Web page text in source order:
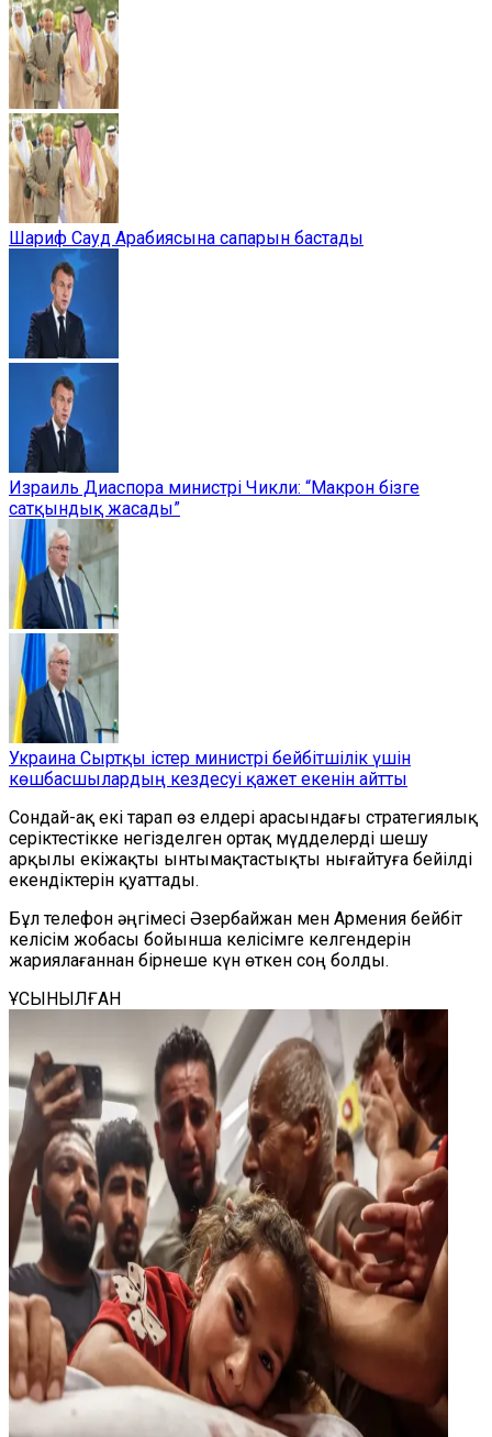
Шариф Сауд Арабиясына сапарын бастады
Израиль Диаспора министрі Чикли: “Макрон бізге
сатқындық жасады”
Украина Сыртқы істер министрі бейбітшілік үшін
көшбасшылардың кездесуі қажет екенін айтты
Сондай-ақ екі тарап өз елдері арасындағы стратегиялық
серіктестікке негізделген ортақ мүдделерді шешу
арқылы екіжақты ынтымақтастықты нығайтуға бейілді
екендіктерін қуаттады.
Бұл телефон әңгімесі Әзербайжан мен Армения бейбіт
келісім жобасы бойынша келісімге келгендерін
жариялағаннан бірнеше күн өткен соң болды.
ҰСЫНЫЛҒАН